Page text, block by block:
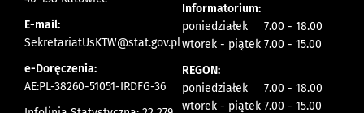
E-mail:
SekretariatUsKTW@stat.gov.pl
e-Doręczenia:
AE:PL-38260-51051-IRDFG-36
Informatorium:
poniedziałek 7.00 - 18.00
wtorek - piątek 7.00 - 15.00
REGON:
poniedziałek 7.00 - 18.00
wtorek - piątek 7.00 - 15.00